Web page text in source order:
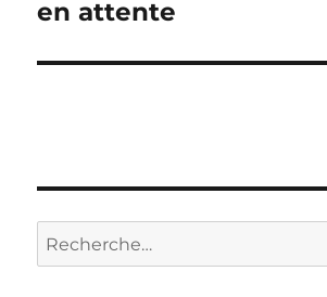
suivante :
en attente
Recherche
pour :